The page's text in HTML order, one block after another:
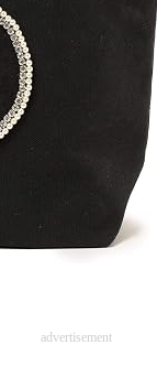
advertisement